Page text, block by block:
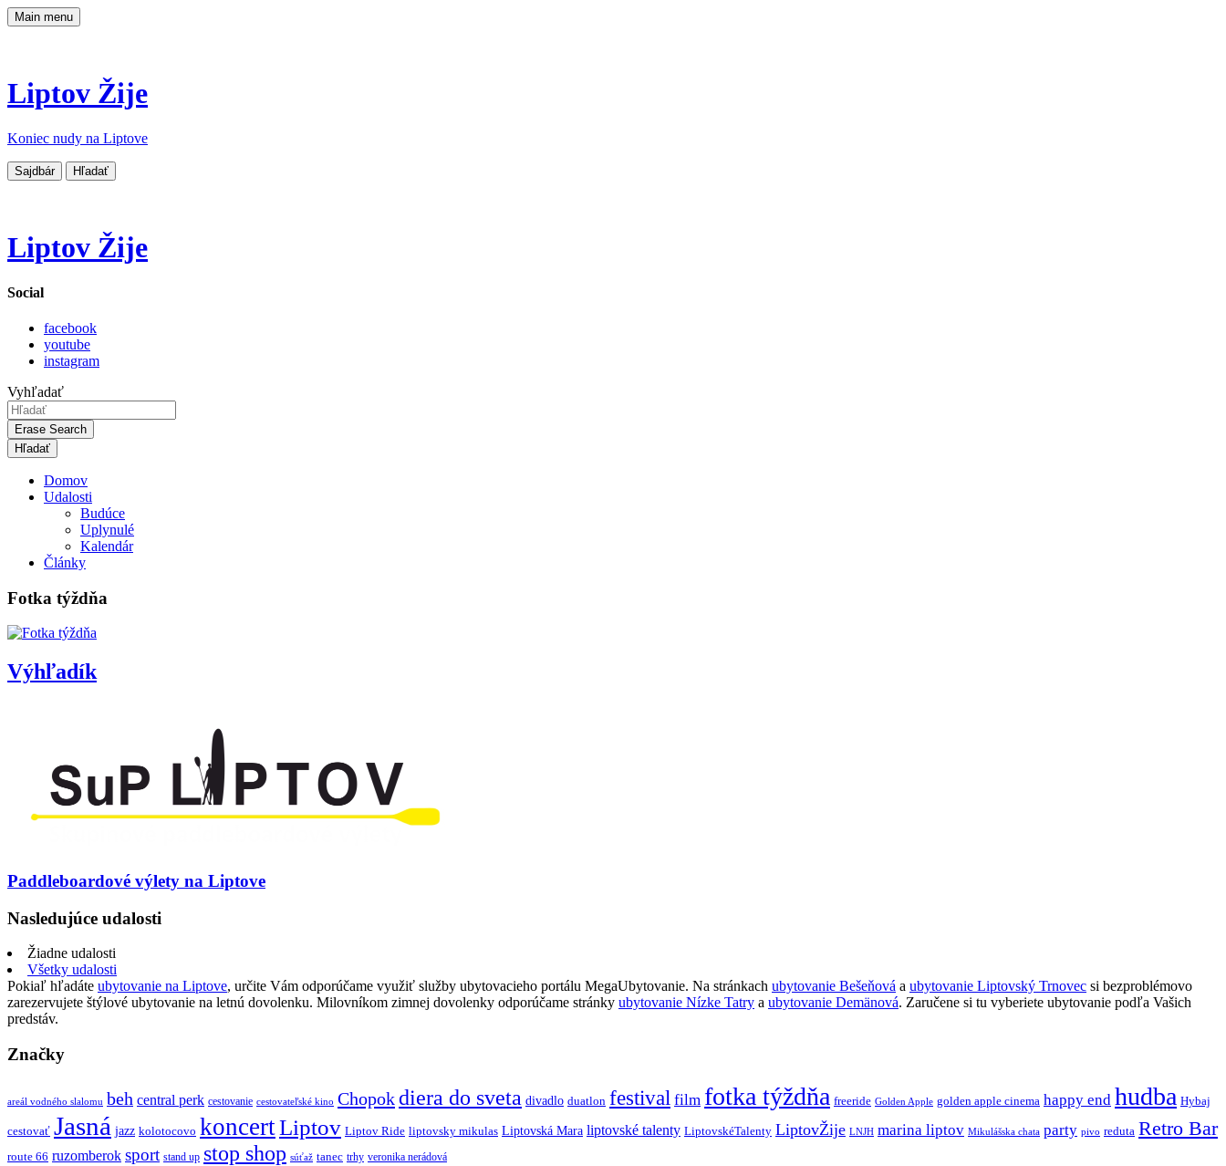
Main menu
Liptov Žije
Koniec nudy na Liptove
Sajdbár Hľadať
Liptov Žije
Social
facebook
youtube
instagram
Vyhľadať
Erase Search
Domov
Udalosti
Budúce
Uplynulé
Kalendár
Články
Fotka týždňa
Výhľadík
Paddleboardové výlety na Liptove
Nasledujúce udalosti
Žiadne udalosti
Všetky udalosti
Pokiaľ hľadáte ubytovanie na Liptove, určite Vám odporúčame využiť služby ubytovacieho portálu MegaUbytovanie. Na stránkach ubytovanie Bešeňová a ubytovanie Liptovský Trnovec si bezproblémovo
zarezervujete štýlové ubytovanie na letnú dovolenku. Milovníkom zimnej dovolenky odporúčame stránky ubytovanie Nízke Tatry a ubytovanie Demänová. Zaručene si tu vyberiete ubytovanie podľa Vašich
predstáv.
Značky
areál vodného slalomu beh central perk cestovanie cestovateľské kino Chopokdiera do sveta divadlo duatlon festival film fotka týždňa freeride Golden Apple golden apple cinema happy end hudba Hybaj
cestovať Jasná jazz kolotocovo koncertLiptov Liptov Ride liptovsky mikulas Liptovská Mara liptovské talenty LiptovskéTalenty LiptovŽije LNJH marina liptov Mikulášska chata party pivo reduta Retro Bar
route 66 ruzomberok sport stand up stop shop súťaž tanec trhy veronika nerádová